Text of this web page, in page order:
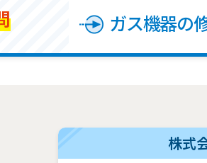
ガス機器の
株式